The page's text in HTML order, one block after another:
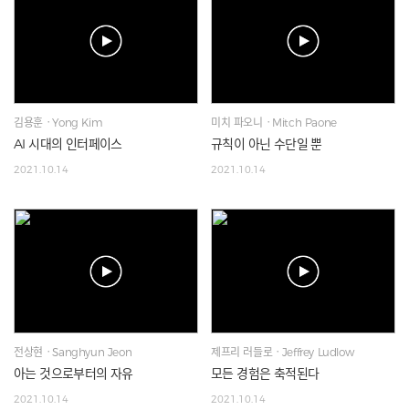
김용훈ㆍYong Kim
AI 시대의 인터페이스
2021.10.14
미치 파오니ㆍMitch Paone
규칙이 아닌 수단일 뿐
2021.10.14
전상현ㆍSanghyun Jeon
아는 것으로부터의 자유
2021.10.14
제프리 러들로ㆍJeffrey Ludlow
모든 경험은 축적된다
2021.10.14